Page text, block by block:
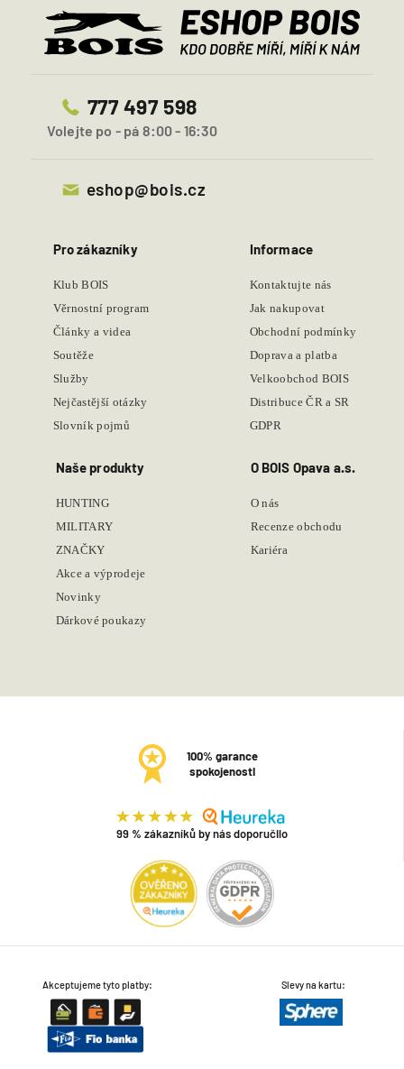
777 497 598
Volejte po - pá 8:00 - 16:30
eshop@bois.cz
Pro zákazníky
Klub BOIS
Věrnostní program
Články a videa
Soutěže
Služby
Nejčastější otázky
Slovník pojmů
Informace
Kontaktujte nás
Jak nakupovat
Obchodní podmínky
Doprava a platba
Velkoobchod BOIS
Distribuce ČR a SR
GDPR
Naše produkty
HUNTING
MILITARY
ZNAČKY
Akce a výprodeje
Novinky
Dárkové poukazy
O BOIS Opava a.s.
O nás
Recenze obchodu
Kariéra
100% garance
spokojenosti
99 % zákazníků by nás doporučilo
Akceptujeme tyto platby: Slevy na kartu: